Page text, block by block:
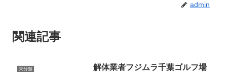
admin
関連記事
未分類
解体業者フジムラ千葉ゴルフ場